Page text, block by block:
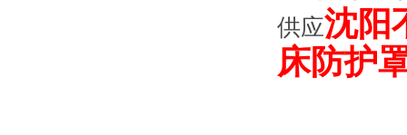
供应沈阳
床防护